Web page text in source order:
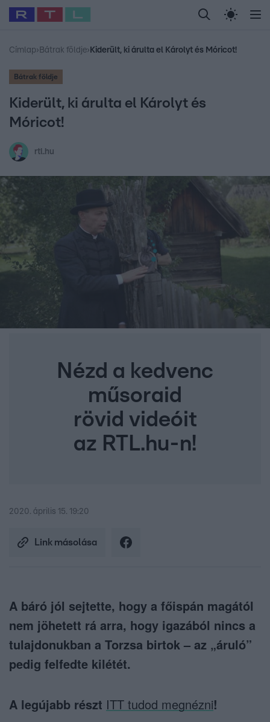
Legfrissebb RTL Híradó Randi Celeb vagyok,
Babits Marcella Most Wanted Gallusz
Címlap› Bátrak földje› Kiderült, ki árulta el Károlyt és Móricot!
Bátrak földje
Kiderült, ki árulta el Károlyt és
Móricot!
rtl.hu
Nézd a kedvenc
műsoraid
rövid videóit
az RTL.hu-n!
2020. április 15. 19:20
Link másolása
A báró jól sejtette, hogy a főispán magától
nem jöhetett rá arra, hogy igazából nincs a
tulajdonukban a Torzsa birtok – az „áruló”
pedig felfedte kilétét.
A legújabb részt ITT tudod megnézni!